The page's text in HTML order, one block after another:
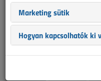
Marketing sütik
Hogyan kapcsolhatók ki